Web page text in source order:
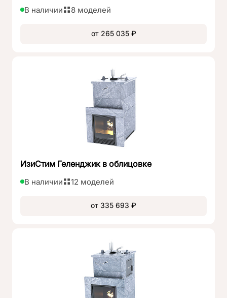
В наличии 8 моделей
от 265 035 ₽
ИзиСтим Геленджик в облицовке
В наличии 12 моделей
от 335 693 ₽